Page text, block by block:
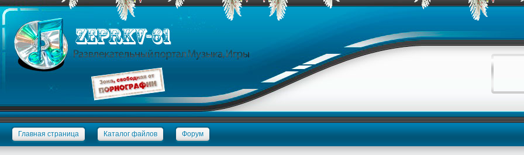
Главная страница Каталог файлов Форум
*